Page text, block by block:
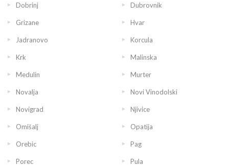
Dobrinj Dubrovnik
Grizane Hvar
Jadranovo Korcula
Krk Malinska
Medulin Murter
Novalja Novi Vinodolski
Novigrad Njivice
Omišalj Opatija
Orebic Pag
Porec Pula